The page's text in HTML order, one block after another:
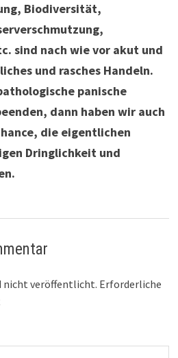
Biodiversität,
sind nach wie vor akut und
und rasches Handeln.
panische
dann haben wir auch
die eigentlichen
Dringlichkeit und
nicht veröffentlicht. Erforderliche